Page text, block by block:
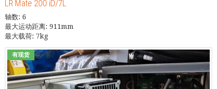
LR Mate 200 iD/7L
轴数: 6
最大运动距离: 911mm
最大载荷: 7kg
有现货